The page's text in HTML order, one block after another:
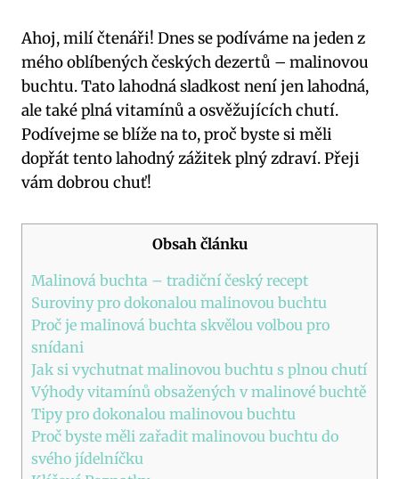
Ahoj, milí čtenáři! Dnes se podíváme na jeden z
mého oblíbených českých dezertů – malinovou
buchtu. Tato lahodná sladkost není jen lahodná,
ale také plná vitamínů a osvěžujících chutí.
Podívejme se blíže na to, proč byste si měli
dopřát tento lahodný zážitek plný zdraví. Přeji
vám dobrou chuť!
Obsah článku
Malinová buchta – tradiční český recept
Suroviny pro dokonalou malinovou buchtu
Proč je malinová buchta skvělou volbou pro
snídani
Jak si vychutnat malinovou buchtu s plnou chutí
Výhody vitamínů obsažených v malinové buchtě
Tipy pro dokonalou malinovou buchtu
Proč byste měli zařadit malinovou buchtu do
svého jídelníčku